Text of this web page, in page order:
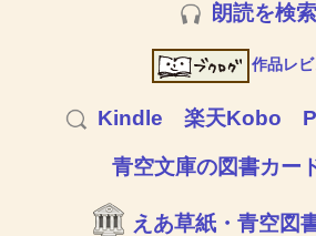
朗読を検索
作品レ
Kindle 楽天Kobo
青空文庫の図書カー
えあ草紙・青空図